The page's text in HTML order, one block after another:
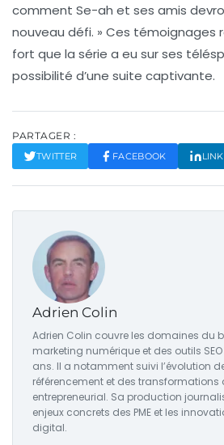
comment Se-ah et ses amis
nouveau défi. » Ces témoignages
fort que la série a eu sur ses
possibilité d’une suite captivante.
PARTAGER :
TWITTER FACEBOOK
Adrien Colin
Adrien Colin couvre les domaines du
marketing numérique et des outils
ans. Il a notamment suivi l’évolution
référencement et des
entrepreneurial. Sa production
enjeux concrets des PME et les
digital.